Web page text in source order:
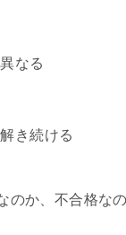
なる
き続ける
か、不合格な